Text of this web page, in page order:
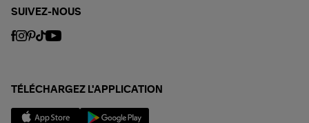
SUIVEZ-NOUS
TÉLÉCHARGEZ L'APPLICATION